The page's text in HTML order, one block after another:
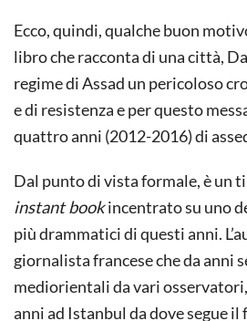
Ecco, quindi, qualche buon
libro che racconta di una città,
regime di Assad un pericoloso
e di resistenza e per questo
quattro anni (2012-2016) di
Dal punto di vista formale, è un
instant bookincentrato su uno
più drammatici di questi anni.
giornalista francese che da anni
mediorientali da vari
anni ad Istanbul da dove segue